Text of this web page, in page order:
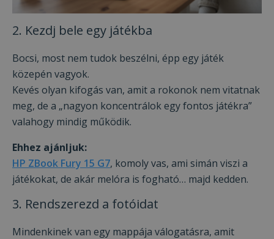
2. Kezdj bele egy játékba
Bocsi, most nem tudok beszélni, épp egy játék
közepén vagyok.
Kevés olyan kifogás van, amit a rokonok nem vitatnak
meg, de a „nagyon koncentrálok egy fontos játékra”
valahogy mindig működik.
Ehhez ajánljuk:
HP ZBook Fury 15 G7, komoly vas, ami simán viszi a
játékokat, de akár melóra is fogható… majd kedden.
3. Rendszerezd a fotóidat
Mindenkinek van egy mappája válogatásra, amit